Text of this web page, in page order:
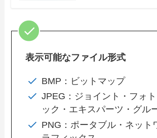
表示可能なファイル形式
BMP：ビットマップ
JPEG：ジョイント・フォ
ック・エキスパーツ・グル
PNG：ポータブル・ネット